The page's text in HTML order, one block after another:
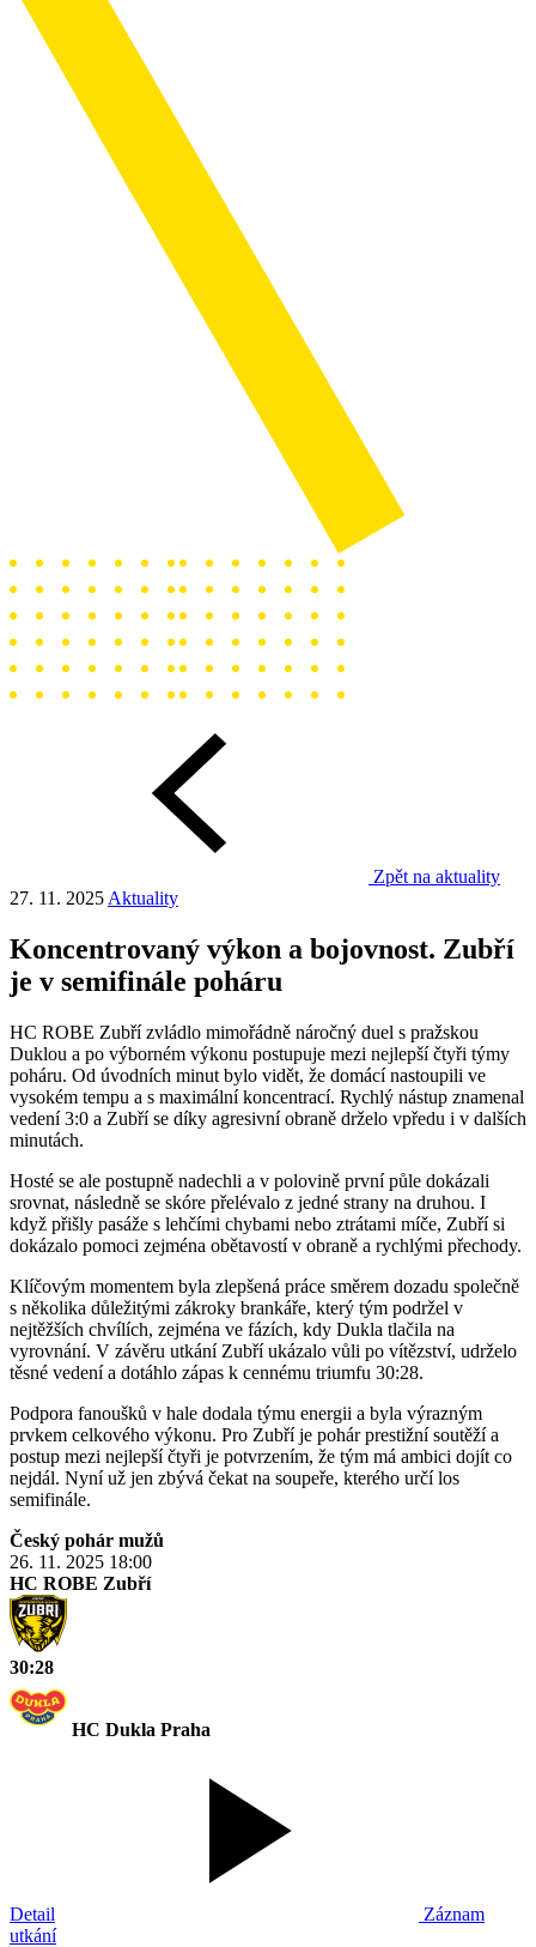
Zpět na aktuality
27. 11. 2025 Aktuality
Koncentrovaný výkon a bojovnost. Zubří
je v semifinále poháru
HC ROBE Zubří zvládlo mimořádně náročný duel s pražskou
Duklou a po výborném výkonu postupuje mezi nejlepší čtyři týmy
poháru. Od úvodních minut bylo vidět, že domácí nastoupili ve
vysokém tempu a s maximální koncentrací. Rychlý nástup znamenal
vedení 3:0 a Zubří se díky agresivní obraně drželo vpředu i v dalších
minutách.
Hosté se ale postupně nadechli a v polovině první půle dokázali
srovnat, následně se skóre přelévalo z jedné strany na druhou. I
když přišly pasáže s lehčími chybami nebo ztrátami míče, Zubří si
dokázalo pomoci zejména obětavostí v obraně a rychlými přechody.
Klíčovým momentem byla zlepšená práce směrem dozadu společně
s několika důležitými zákroky brankáře, který tým podržel v
nejtěžších chvílích, zejména ve fázích, kdy Dukla tlačila na
vyrovnání. V závěru utkání Zubří ukázalo vůli po vítězství, udrželo
těsné vedení a dotáhlo zápas k cennému triumfu 30:28.
Podpora fanoušků v hale dodala týmu energii a byla výrazným
prvkem celkového výkonu. Pro Zubří je pohár prestižní soutěží a
postup mezi nejlepší čtyři je potvrzením, že tým má ambici dojít co
nejdál. Nyní už jen zbývá čekat na soupeře, kterého určí los
semifinále.
Český pohár mužů
26. 11. 2025 18:00
HC ROBE Zubří
30:28
HC Dukla Praha
Detail
Záznam
utkání